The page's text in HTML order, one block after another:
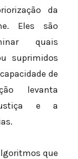
da
Eles são
quais
suprimidos
de
levanta
e a
que